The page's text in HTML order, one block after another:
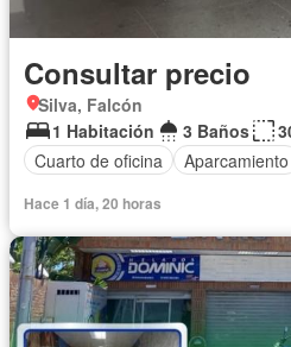
Consultar precio
Silva, Falcón
1 Habitación
3 Baños
Cuarto de oficina
Aparcamiento
Hace 1 día, 20 horas